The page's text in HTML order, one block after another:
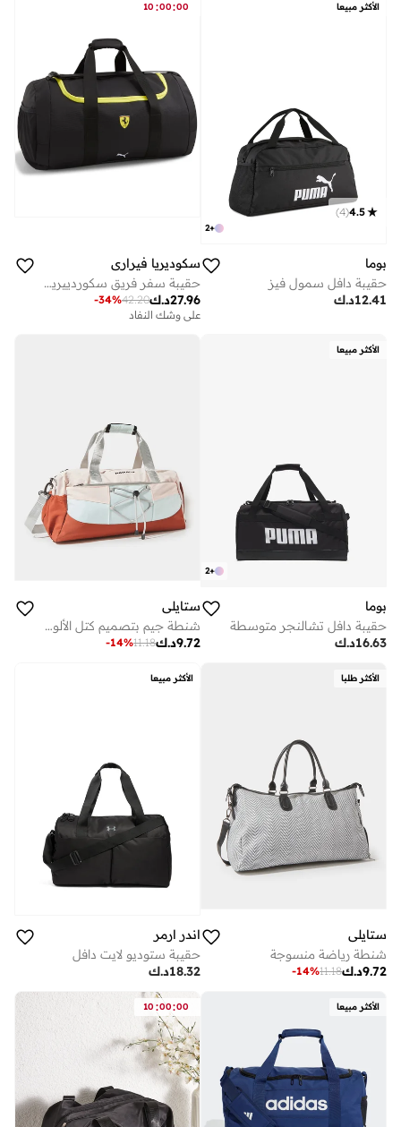
الأكثر مبيعا
+
2
4.5
(
4
)
بوما
حقيبة دافل سمول فيز
د.ك12.41
10 :00:00
سكوديريا فيراري
حقيبة سفر فريق سكوردييريا فيراري 2024
د.ك27.96
42.20
-34%
على وشك النفاد
الأكثر مبيعا
+
2
بوما
حقيبة دافل تشالنجر متوسطة
د.ك16.63
ستايلي
شنطة جيم بتصميم كتل الألوان
د.ك9.72
11.18
-14%
الأكثر طلبا
ستايلي
شنطة رياضة منسوجة
د.ك9.72
11.18
-14%
الأكثر مبيعا
اندر ارمر
حقيبة ستوديو لايت دافل
د.ك18.32
الأكثر مبيعا 10 :00:00